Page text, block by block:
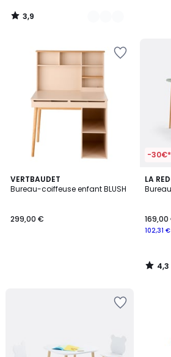
3,9
/
VERTBAUDET
Bureau-coiffeuse enfant BLUSH
299,00 €
-
LA
102,31 €
169,00
4,3
/ 5
2
4,3
/